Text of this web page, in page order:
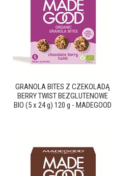
GRANOLA BITES Z CZEKOLADĄ
BERRY TWIST BEZGLUTENOWE
BIO (5 x 24 g) 120 g - MADEGOOD